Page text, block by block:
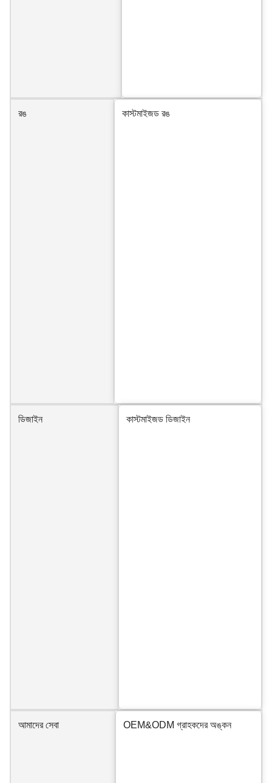
রঙ কাস্টমাইজড রঙ
ডিজাইন কাস্টমাইজড ডিজাইন
আমাদের সেবা OEM&ODM গ্রাহকদের অঙ্কন